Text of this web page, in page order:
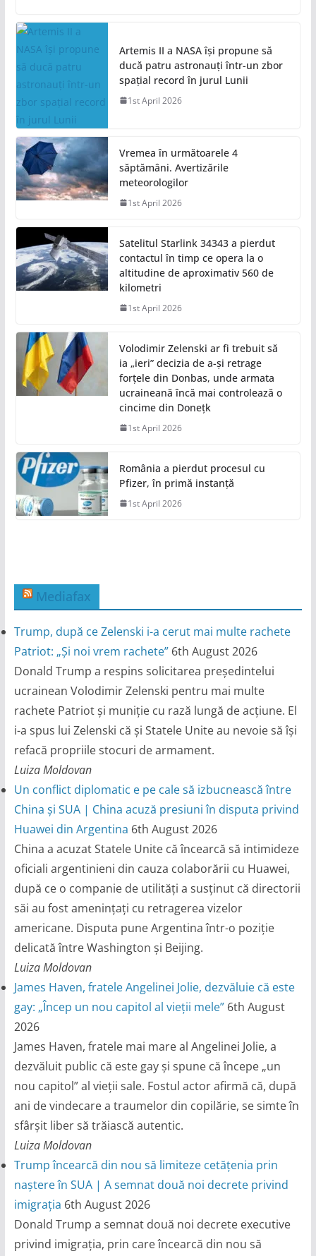
Artemis II a NASA își propune să
ducă patru astronauți într-un zbor
spațial record în jurul Lunii
1st April 2026
Vremea în următoarele 4
săptămâni. Avertizările
meteorologilor
1st April 2026
Satelitul Starlink 34343 a pierdut
contactul în timp ce opera la o
altitudine de aproximativ 560 de
kilometri
1st April 2026
Volodimir Zelenski ar fi trebuit să
ia „ieri” decizia de a-și retrage
forțele din Donbas, unde armata
ucraineană încă mai controlează o
cincime din Donețk
1st April 2026
România a pierdut procesul cu
Pfizer, în primă instanță
1st April 2026
Mediafax
Trump, după ce Zelenski i-a cerut mai multe rachete
Patriot: „Și noi vrem rachete” 6th August 2026
Donald Trump a respins solicitarea președintelui
ucrainean Volodimir Zelenski pentru mai multe
rachete Patriot și muniție cu rază lungă de acțiune. El
i-a spus lui Zelenski că și Statele Unite au nevoie să își
refacă propriile stocuri de armament.
Luiza Moldovan
Un conflict diplomatic e pe cale să izbucnească între
China și SUA | China acuză presiuni în disputa privind
Huawei din Argentina 6th August 2026
China a acuzat Statele Unite că încearcă să intimideze
oficiali argentinieni din cauza colaborării cu Huawei,
după ce o companie de utilități a susținut că directorii
săi au fost amenințați cu retragerea vizelor
americane. Disputa pune Argentina într-o poziție
delicată între Washington și Beijing.
Luiza Moldovan
James Haven, fratele Angelinei Jolie, dezvăluie că este
gay: „Încep un nou capitol al vieții mele” 6th August
2026
James Haven, fratele mai mare al Angelinei Jolie, a
dezvăluit public că este gay și spune că începe „un
nou capitol” al vieții sale. Fostul actor afirmă că, după
ani de vindecare a traumelor din copilărie, se simte în
sfârșit liber să trăiască autentic.
Luiza Moldovan
Trump încearcă din nou să limiteze cetățenia prin
naștere în SUA | A semnat două noi decrete privind
imigrația 6th August 2026
Donald Trump a semnat două noi decrete executive
privind imigrația, prin care încearcă din nou să